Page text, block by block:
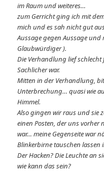
im Raum und weiteres…
zum Gerricht ging ich mit
mich und es sah nicht gut
Aussage gegen Aussage
Glaubwürdiger ).
Die Verhandlung lief
Sachlicher war.
Mitten in der Verhandlung,
Unterbrechung… quasi wie
Himmel.
Also gingen wir raus und sie
einen Posten, der uns vorher
war… meine Gegenseite war
Blinkerbirne tauschen lassen
Der Hacken? Die Leuchte an
wie kann das sein?